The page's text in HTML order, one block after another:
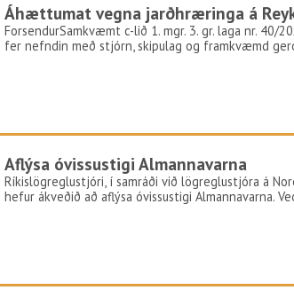
Áhættumat vegna jarðhræringa á
ForsendurSamkvæmt c-lið 1. mgr. 3. gr. laga nr.
fer nefndin með stjórn, skipulag og framkvæmd
Aflýsa óvissustigi Almannavarna
Ríkislögreglustjóri, í samráði við lögreglustjóra á
hefur ákveðið að aflýsa óvissustigi Almannavarna.